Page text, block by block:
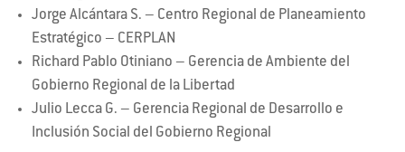
Jorge Alcántara S. – Centro Regional de Planeamiento
Estratégico – CERPLAN
Richard Pablo Otiniano – Gerencia de Ambiente del
Gobierno Regional de la Libertad
Julio Lecca G. – Gerencia Regional de Desarrollo e
Inclusión Social del Gobierno Regional